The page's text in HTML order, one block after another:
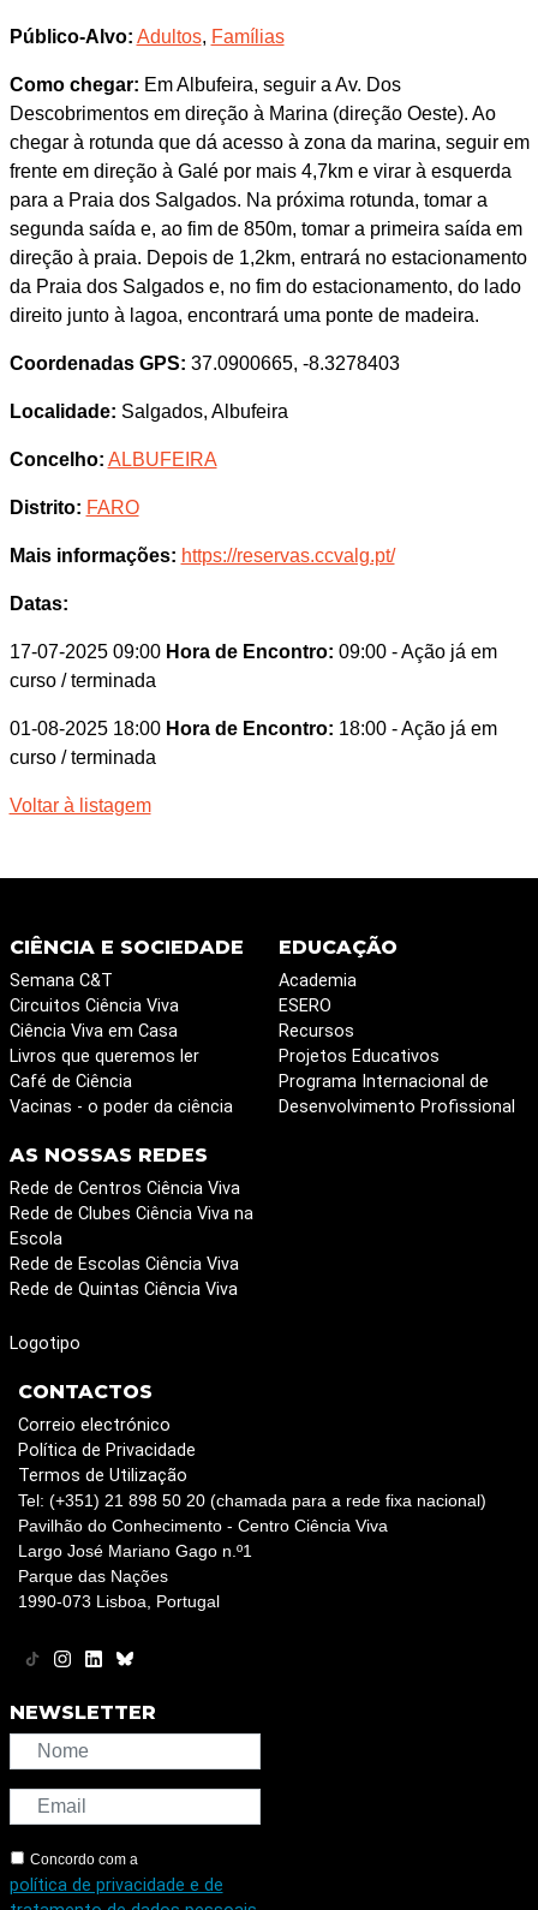
Público-Alvo: Adultos, Famílias
Como chegar: Em Albufeira, seguir a Av. Dos
Descobrimentos em direção à Marina (direção Oeste). Ao
chegar à rotunda que dá acesso à zona da marina, seguir em
frente em direção à Galé por mais 4,7km e virar à esquerda
para a Praia dos Salgados. Na próxima rotunda, tomar a
segunda saída e, ao fim de 850m, tomar a primeira saída em
direção à praia. Depois de 1,2km, entrará no estacionamento
da Praia dos Salgados e, no fim do estacionamento, do lado
direito junto à lagoa, encontrará uma ponte de madeira.
Coordenadas GPS: 37.0900665, -8.3278403
Localidade: Salgados, Albufeira
Concelho: ALBUFEIRA
Distrito: FARO
Mais informações: https://reservas.ccvalg.pt/
Datas:
17-07-2025 09:00 Hora de Encontro: 09:00 - Ação já em
curso / terminada
01-08-2025 18:00 Hora de Encontro: 18:00 - Ação já em
curso / terminada
Voltar à listagem
CIÊNCIA E SOCIEDADE
Semana C&T
Circuitos Ciência Viva
Ciência Viva em Casa
Livros que queremos ler
Café de Ciência
Vacinas - o poder da ciência
EDUCAÇÃO
Academia
ESERO
Recursos
Projetos Educativos
Programa Internacional de
Desenvolvimento Profissional
AS NOSSAS REDES
Rede de Centros Ciência Viva
Rede de Clubes Ciência Viva na
Escola
Rede de Escolas Ciência Viva
Rede de Quintas Ciência Viva
Logotipo
CONTACTOS
Correio electrónico
Política de Privacidade
Termos de Utilização
Tel: (+351) 21 898 50 20 (chamada para a rede fixa nacional)
Pavilhão do Conhecimento - Centro Ciência Viva
Largo José Mariano Gago n.º1
Parque das Nações
1990-073 Lisboa, Portugal
NEWSLETTER
Concordo com a
política de privacidade e de